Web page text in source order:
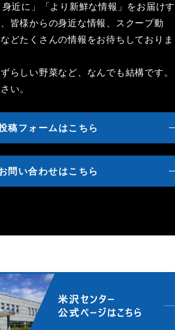
近に」「より新鮮な情報」をお届けす
皆様からの身近な情報、スクープ動
どたくさんの情報をお待ちしておりま
らしい野菜など、なんでも結構です。
い。
稿フォームはこちら
問い合わせはこちら